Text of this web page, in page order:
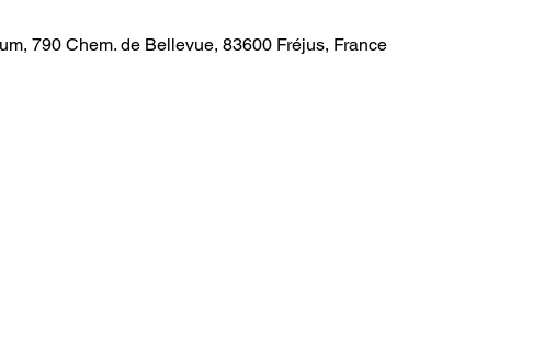
790 Chem. de Bellevue, 83600 Fréjus, France